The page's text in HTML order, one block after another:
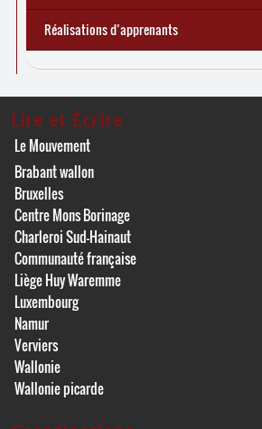
Réalisations d’apprenants
Lire et Écrire
Le Mouvement
Brabant wallon
Bruxelles
Centre Mons Borinage
Charleroi Sud-Hainaut
Communauté française
Liège Huy Waremme
Luxembourg
Namur
Verviers
Wallonie
Wallonie picarde